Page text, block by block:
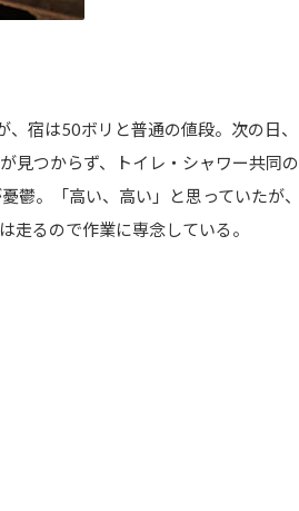
宿は50ボリと普通の値段。次の日、
見つからず、トイレ・シャワー共同の
鬱。「高い、高い」と思っていたが、
るので作業に専念している。